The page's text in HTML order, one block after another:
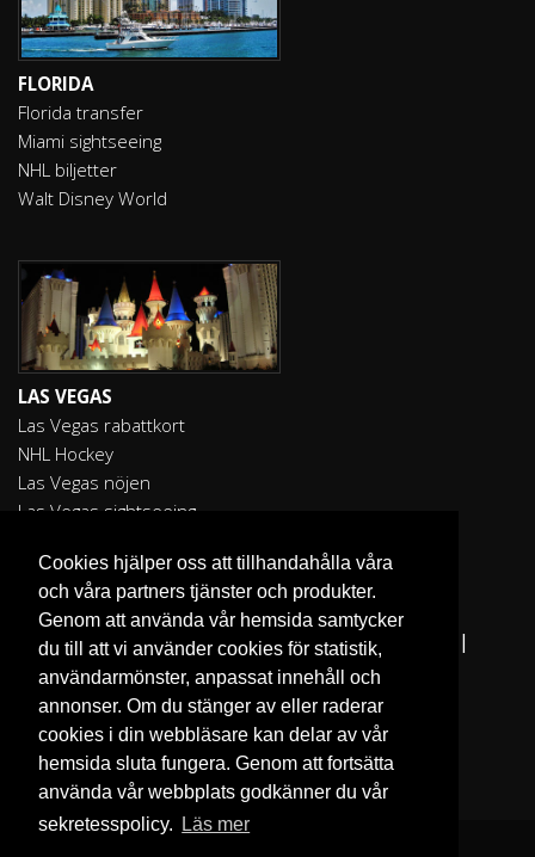
Cookies hjälper oss att tillhandahålla våra
och våra partners tjänster och produkter.
Genom att använda vår hemsida samtycker
du till att vi använder cookies för statistik,
användarmönster, anpassat innehåll och
annonser. Om du stänger av eller raderar
cookies i din webbläsare kan delar av vår
hemsida sluta fungera. Genom att fortsätta
använda vår webbplats godkänner du vår
sekretesspolicy.
Läs mer
FLORIDA
Florida transfer
Miami sightseeing
NHL biljetter
Walt Disney World
LAS VEGAS
Las Vegas rabattkort
NHL Hockey
Las Vegas nöjen
Las Vegas sightseeing
Fler reseguider: I Love the World|San Francisco
|
Los Angeles|Sydney